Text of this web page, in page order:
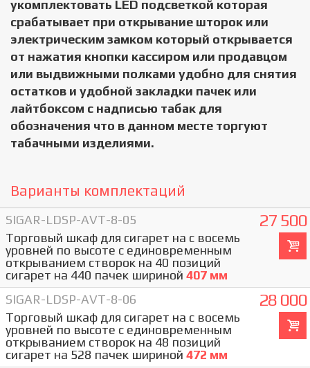
Displays
укомплектовать LED подсветкой которая
срабатывает при открывание шторок или
электрическим замком который открывается
от нажатия кнопки кассиром или продавцом
или выдвижными полками удобно для снятия
остатков и удобной закладки пачек или
лайтбоксом с надписью табак для
обозначения что в данном месте торгуют
табачными изделиями.
Варианты комплектаций
SIGAR-LDSP-AVT-8-05
Торговый шкаф для сигарет на с восемь
уровней по высоте с единовременным
открыванием створок на 40 позиций
сигарет на 440 пачек шириной 407 мм
27 500
SIGAR-LDSP-AVT-8-06
Торговый шкаф для сигарет на с восемь
уровней по высоте с единовременным
открыванием створок на 48 позиций
сигарет на 528 пачек шириной 472 мм
28 000